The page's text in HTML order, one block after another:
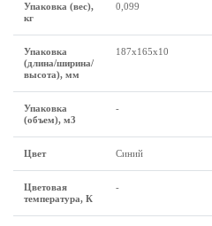
Упаковка (вес),
кг
0,099
Упаковка
(длина/ширина/
высота), мм
187х165х10
Упаковка
(объем), м3
-
Цвет Синий
Цветовая
температура, К
-